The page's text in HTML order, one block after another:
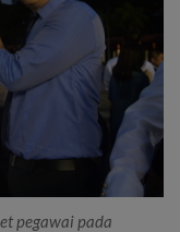
pegawai pada